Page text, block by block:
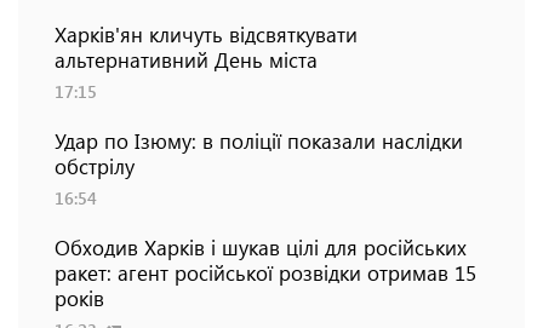
Харків'ян кличуть відсвяткувати
альтернативний День міста
17:15
Удар по Ізюму: в поліції показали наслідки
обстрілу
16:54
Обходив Харків і шукав цілі для російських
ракет: агент російської розвідки отримав 15
років